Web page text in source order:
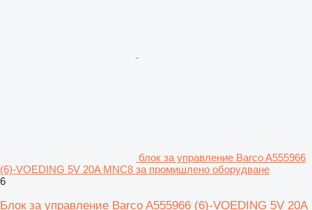
блок за управление Barco A555966
(6)-VOEDING 5V 20A MNC8 за промишлено оборудване
6
Блок за управление Barco A555966 (6)-VOEDING 5V 20A